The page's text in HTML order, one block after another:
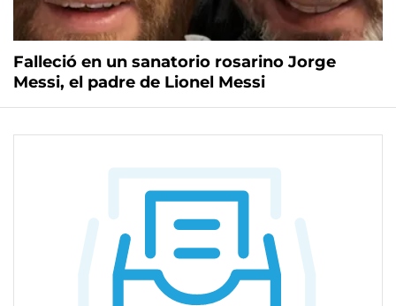
Falleció en un sanatorio rosarino Jorge
Messi, el padre de Lionel Messi